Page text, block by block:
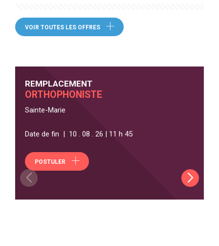
VOIR TOUTES LES OFFRES
REMPLACEMENT
ORTHOPHONISTE
Sainte-Marie
Date de fin | 10 . 08 . 26 | 11 h 45
POSTULER